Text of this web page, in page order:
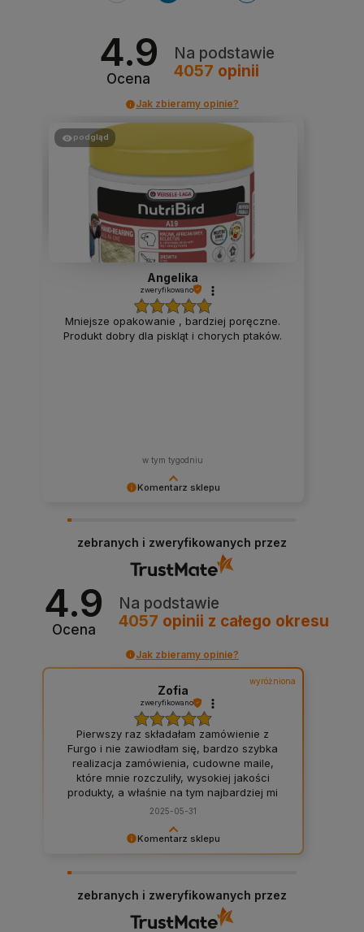
4.9
Ocena
Na podstawie
4057 opinii
Jak zbieramy opinie?
Komentarz sklepu
jak Ty. Z pozdrowieniami, obsługa sklepu.
podgląd
Angelika
zweryfikowano
Mniejsze opakowanie , bardziej poręczne.
Produkt dobry dla piskląt i chorych ptaków.
w tym tygodniu
zebranych i zweryfikowanych przez
4.9
Ocena
Na podstawie
4057 opinii z całego okresu
Jak zbieramy opinie?
Komentarz sklepu
klientów takich jak Ty i jesteśmy zadowoleni, że
nam się udało. Mamy nadzieję, że do nas wrócisz
wyróżniona
Zofia
zweryfikowano
Pierwszy raz składałam zamówienie z
Furgo i nie zawiodłam się, bardzo szybka
realizacja zamówienia, cudowne maile,
które mnie rozczuliły, wysokiej jakości
produkty, a właśnie na tym najbardziej mi
zależało, moje wymarzone zamówienie
wymaganiom, wszystkie 16 produktów,
które potrzebowałam mogłam zamówić w
musiałam składać zamówień na kilkunastu
stronach. Z ręką na sercu ja i moje
szczury polecamy właśnie tutaj składać
2025-05-31
zebranych i zweryfikowanych przez